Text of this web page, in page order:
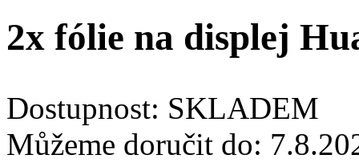
2x fólie na displej
Dostupnost: SKLADEM
Můžeme doručit do: